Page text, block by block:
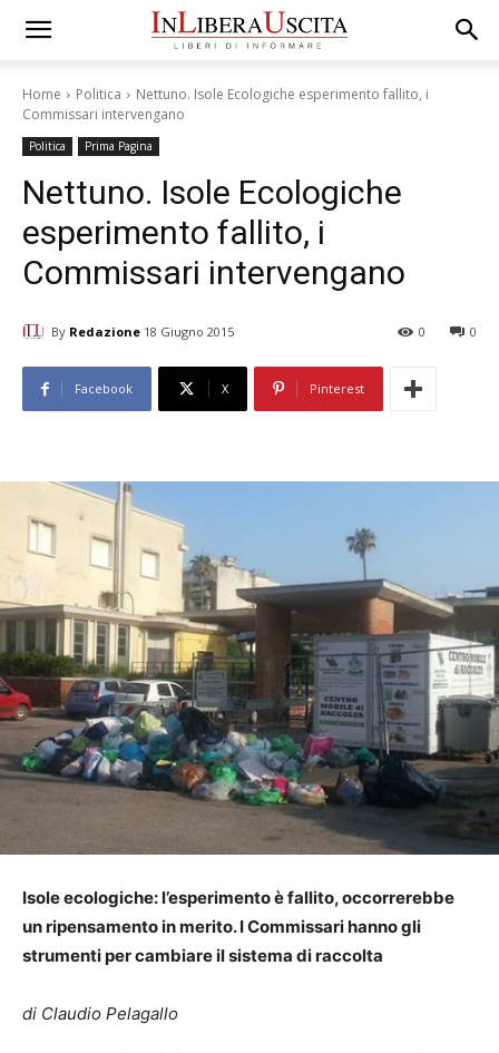
Home Politica
Nettuno. Isole Ecologiche esperimento fallito, i
Commissari intervengano
Politica Prima Pagina
Nettuno. Isole Ecologiche
esperimento fallito, i
Commissari intervengano
By Redazione 18 Giugno 2015 0
0
Facebook X Pinterest
Isole ecologiche: l’esperimento è fallito, occorrerebbe
un ripensamento in merito. I Commissari hanno gli
strumenti per cambiare il sistema di raccolta
di Claudio Pelagallo